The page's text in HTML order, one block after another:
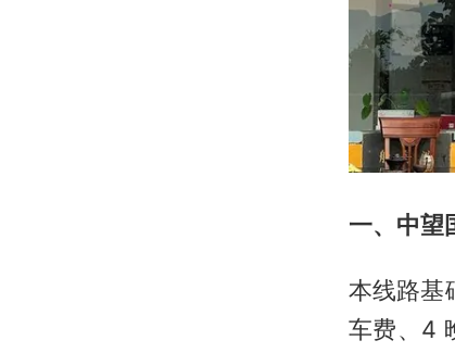
一、中望
本线路基
车费、4